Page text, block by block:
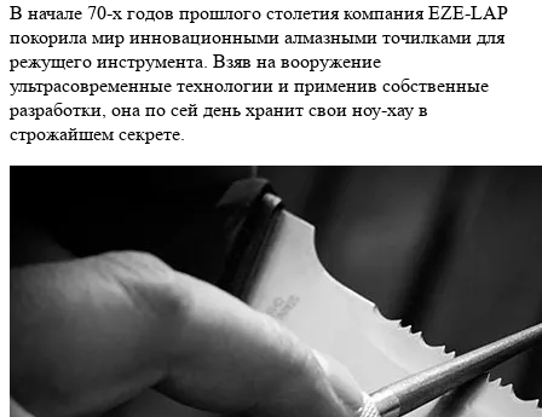
В начале 70-х годов прошлого столетия компания EZE-LAP
покорила мир инновационными алмазными точилками для
режущего инструмента. Взяв на вооружение
ультрасовременные технологии и применив собственные
разработки, она по сей день хранит свои ноу-хау в
строжайшем секрете.